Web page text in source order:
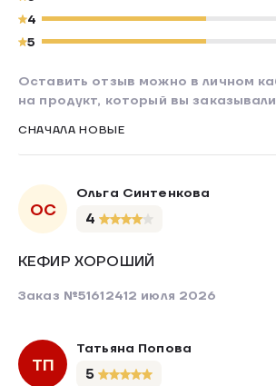
СНАЧАЛА НОВЫЕ
ОС
Ольга Синтенкова
4
КЕФИР ХОРОШИЙ
Заказ №51612412 июля 2026
ТП
Татьяна Попова
5
4
5
Оставить отзыв можно в личном
на продукт, который вы заказывали